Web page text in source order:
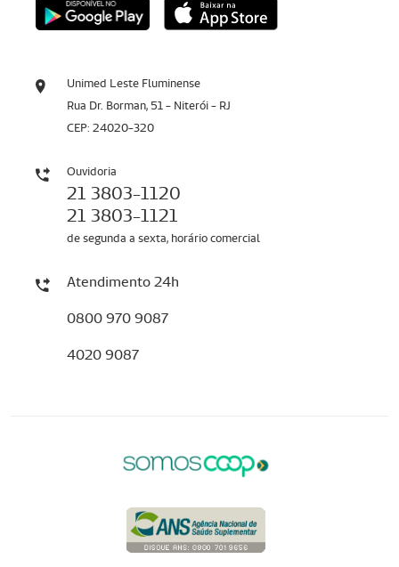
Unimed Leste Fluminense
Rua Dr. Borman, 51 - Niterói - RJ
CEP: 24020-320
Ouvidoria
21 3803-1120
21 3803-1121
de segunda a sexta, horário comercial
Atendimento 24h
0800 970 9087
4020 9087